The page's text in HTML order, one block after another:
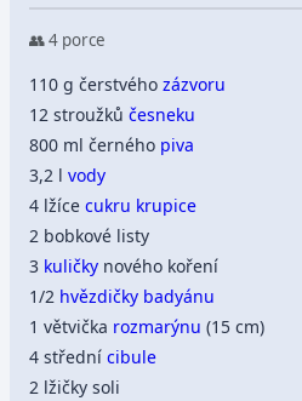
👥 4 porce
110 g čerstvéhozázvoru
12 stroužkůčesneku
800 ml černého piva
3,2 lvody
4 lžícecukru krupice
2 bobkové listy
3 kuličky nového koření
1/2 hvězdičky badyánu
1 větvička rozmarýnu (15 cm)
4 střednícibule
2 lžičky soli